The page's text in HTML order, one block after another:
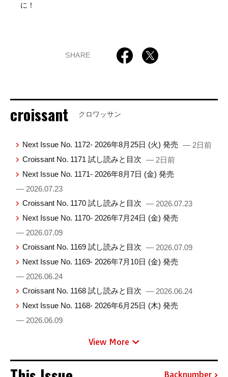
に！
SHARE
croissant クロワッサン
Next Issue No. 1172- 2026年8月25日 (火) 発売 — 2日前
Croissant No. 1171 試し読みと目次 — 2日前
Next Issue No. 1171- 2026年8月7日 (金) 発売
— 2026.07.23
Croissant No. 1170 試し読みと目次 — 2026.07.23
Next Issue No. 1170- 2026年7月24日 (金) 発売
— 2026.07.09
Croissant No. 1169 試し読みと目次 — 2026.07.09
Next Issue No. 1169- 2026年7月10日 (金) 発売
— 2026.06.24
Croissant No. 1168 試し読みと目次 — 2026.06.24
Next Issue No. 1168- 2026年6月25日 (木) 発売
— 2026.06.09
View More
Backnumber